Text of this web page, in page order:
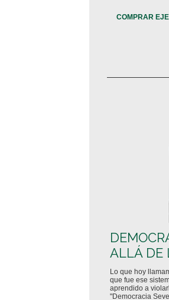
COMPRAR
ALLÁ DE
Lo que hoy
que fue ese
aprendido a
"Democracia